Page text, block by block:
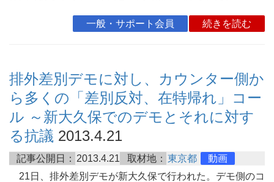
一般・サポート会員 続きを読む
排外差別デモに対し、カウンター側か
ら多くの「差別反対、在特帰れ」コー
ル ～新大久保でのデモとそれに対す
る抗議 2013.4.21
記事公開日： 2013.4.21 取材地： 東京都
動画
21日、排外差別デモが新大久保で行われた。デモ側のコ